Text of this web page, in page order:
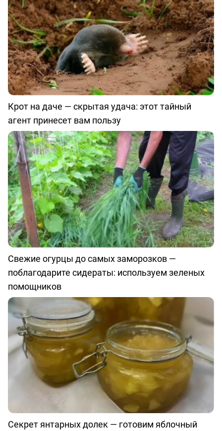
Крот на даче — скрытая удача: этот тайный
агент принесет вам пользу
Свежие огурцы до самых заморозков —
поблагодарите сидераты: используем зеленых
помощников
Секрет янтарных долек — готовим яблочный